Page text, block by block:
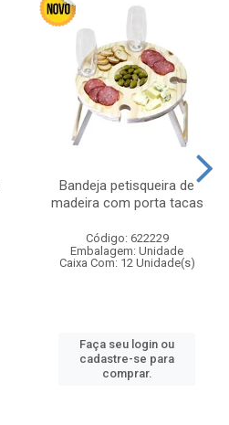
Bandeja petisqueira de
madeira com porta tacas
Código: 622229
Embalagem: Unidade
Caixa Com: 12 Unidade(s)
Faça seu login ou
cadastre-se para
comprar.